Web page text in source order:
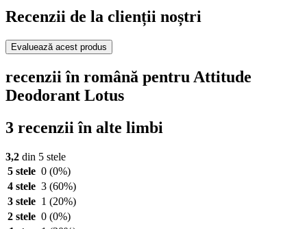
Recenzii de la clienții noștri
Evaluează acest produs
recenzii în română pentru Attitude
Deodorant Lotus
3 recenzii în alte limbi
3,2 din 5 stele
5 stele 0 (0%)
4 stele 3 (60%)
3 stele 1 (20%)
2 stele 0 (0%)